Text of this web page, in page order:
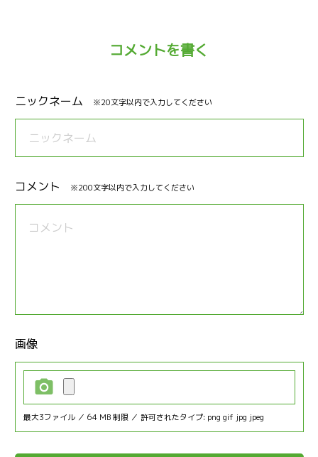
コメントを書く
ニックネーム ※20文字以内で入力してください
コメント ※200文字以内で入力してください
画像
最大3ファイル ／ 64 MB 制限 ／ 許可されたタイプ: png gif jpg jpeg